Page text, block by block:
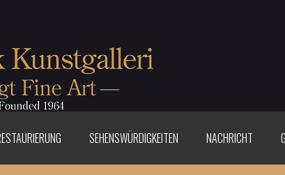
SEHENSWÜRDIGKEITEN NACHRICHT